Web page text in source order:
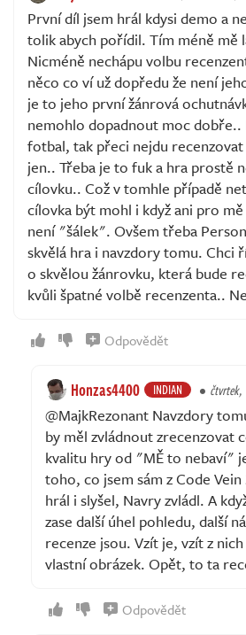
První díl jsem hrál kdysi demo a
tolik abych pořídil. Tím méně mě
Nicméně nechápu volbu
něco co ví už dopředu že není
je to jeho první žánrová
nemohlo dopadnout moc dobře..
fotbal, tak přeci nejdu
jen.. Třeba je to fuk a hra prostě
cílovku.. Což v tomhle případě
cílovka být mohl i když ani pro
není "šálek". Ovšem třeba
skvělá hra i navzdory tomu. Chci
o skvělou žánrovku, která bude
kvůli špatné volbě recenzenta..
Odpovědět
Honzas4400 INDIAN čtvrtek,
@MajkRezonant Navzdory
by měl zvládnout zrecenzovat
kvalitu hry od "MĚ to nebaví"
toho, co jsem sám z Code
hrál i slyšel, Navry zvládl. A
zase další úhel pohledu, další
recenze jsou. Vzít je, vzít z
vlastní obrázek. Opět, to ta
Odpovědět